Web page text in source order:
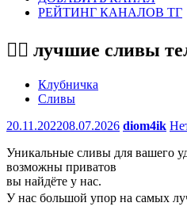
РЕЙТИНГ КАНАЛОВ ТГ
❤️‍🔥 лучшие сливы
Клубничка
Сливы
20.11.202208.07.2026 diom4ik
Уникальные сливы для вашего
возможны приватов
вы найдёте у нас.
У нас большой упор на самых